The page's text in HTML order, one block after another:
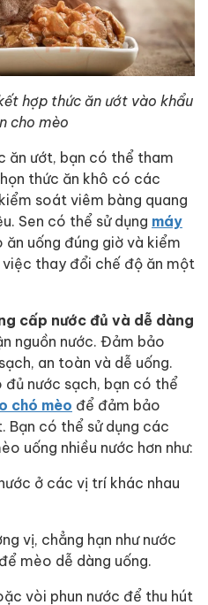
hợp thức ăn ướt vào khẩu
cho mèo
ăn ướt, bạn có thể tham
thức ăn khô có các
soát viêm bàng quang
Sen có thể sử dụng máy
ăn uống đúng giờ và kiểm
thay đổi chế độ ăn một
cấp nước đủ và dễ dàng
nguồn nước. Đảm bảo
an toàn và dễ uống.
nước sạch, bạn có thể
chó mèo để đảm bảo
Bạn có thể sử dụng các
uống nhiều nước hơn như:
ở các vị trí khác nhau
vị, chẳng hạn như nước
mèo dễ dàng uống.
vòi phun nước để thu hút